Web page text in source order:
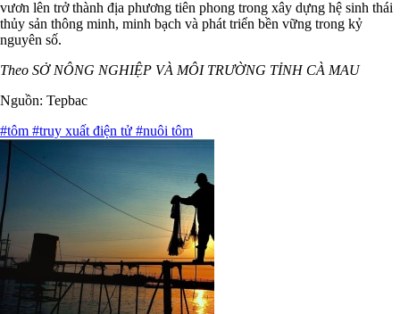
vươn lên trở thành địa phương tiên phong trong xây dựng hệ sinh thái
thủy sản thông minh, minh bạch và phát triển bền vững trong kỷ
nguyên số.
Theo SỞ NÔNG NGHIỆP VÀ MÔI TRƯỜNG TỈNH CÀ MAU
Nguồn: Tepbac
#tôm #truy xuất điện tử #nuôi tôm